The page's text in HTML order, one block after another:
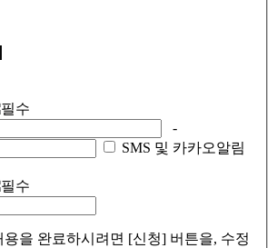
-
SMS 및 카카오알림
용을 완료하시려면 [신청] 버튼을, 수정